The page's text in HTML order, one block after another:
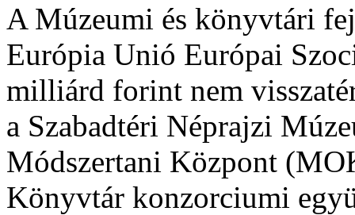
A Múzeumi és könyvtári
Európia Unió Európai
milliárd forint nem
a Szabadtéri Néprajzi
Módszertani Központ
Könyvtár konzorciumi